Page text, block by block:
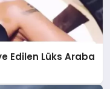
Edilen Lüks Araba